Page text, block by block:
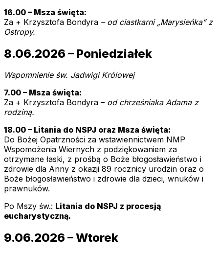
16.00 – Msza święta:
Za + Krzysztofa Bondyra – od ciastkarni „Marysieńka” z
Ostropy.
8.06.2026 – Poniedziałek
Wspomnienie św. Jadwigi Królowej
7.00 – Msza święta:
Za + Krzysztofa Bondyra – od chrześniaka Adama z
rodziną.
18.00 – Litania do NSPJ oraz Msza święta:
Do Bożej Opatrzności za wstawiennictwem NMP
Wspomożenia Wiernych z podziękowaniem za
otrzymane łaski, z prośbą o Boże błogosławieństwo i
zdrowie dla Anny z okazji 89 rocznicy urodzin oraz o
Boże błogosławieństwo i zdrowie dla dzieci, wnuków i
prawnuków.
Po Mszy św.: Litania do NSPJ z procesją
eucharystyczną.
9.06.2026 – Wtorek